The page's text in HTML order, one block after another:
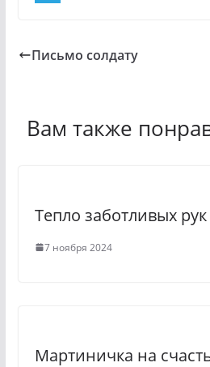
a
k
g
Письмо солдату
Вам также
Тепло заботливых рук
7 ноября 2024
Мартиничка на